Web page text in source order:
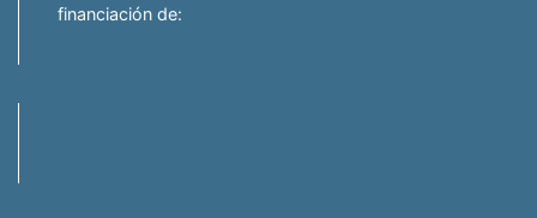
financiación de: